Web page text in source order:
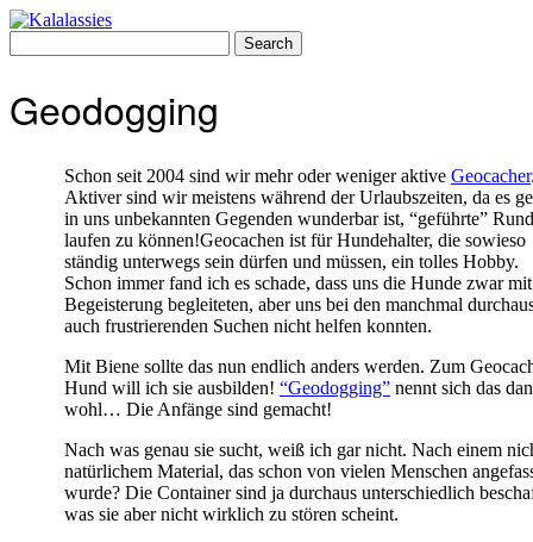
Skip
content
for:
Geodogging
Schon seit 2004 sind wir mehr oder weniger aktive Geocacher
Aktiver sind wir meistens während der Urlaubszeiten, da es
in uns unbekannten Gegenden wunderbar ist, “geführte”
laufen zu können!Geocachen ist für Hundehalter, die sowieso
ständig unterwegs sein dürfen und müssen, ein tolles Hobby.
Schon immer fand ich es schade, dass uns die Hunde zwar mit
Begeisterung begleiteten, aber uns bei den manchmal
auch frustrierenden Suchen nicht helfen konnten.
Mit Biene sollte das nun endlich anders werden. Zum
Hund will ich sie ausbilden! “Geodogging” nennt sich das
wohl… Die Anfänge sind gemacht!
Nach was genau sie sucht, weiß ich gar nicht. Nach einem
natürlichem Material, das schon von vielen Menschen
wurde? Die Container sind ja durchaus unterschiedlich
was sie aber nicht wirklich zu stören scheint.